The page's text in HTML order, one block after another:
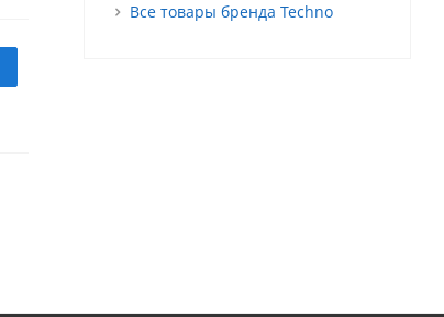
Все товары бренда Techno